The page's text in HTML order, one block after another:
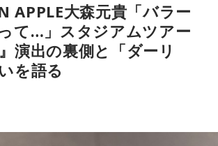
しているのか……我慢しすぎ度20％
したあなた。本音を出そうという意識は
ので、我慢しすぎは少なめです。ただ、
しすぎず、素直に伝えてみるのがコツで
どんな日？
）・先勝
前中が吉とされる）
APPLE大森元貴「バラー
て…」スタジアムツアー
演出の裏側と「ダーリ
を語る